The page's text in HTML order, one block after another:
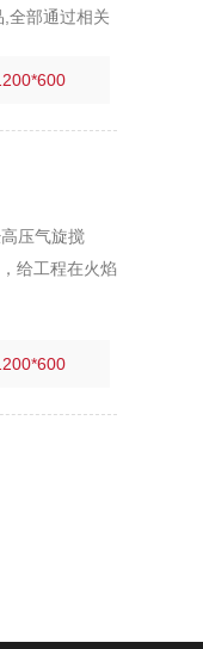
全部通过相关
压气旋搅
，给工程在火焰